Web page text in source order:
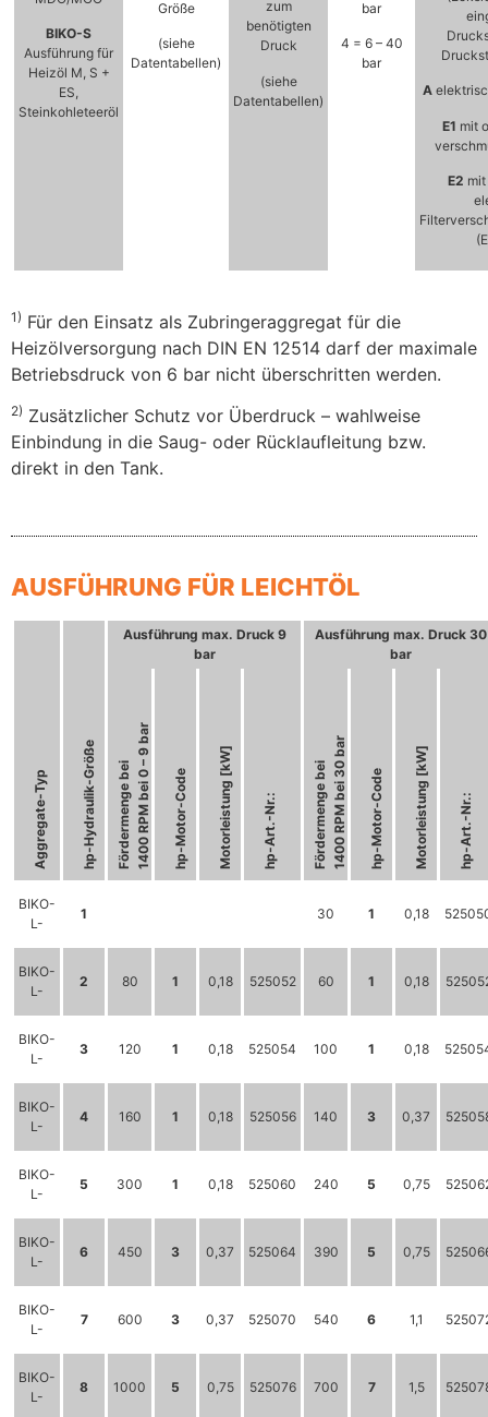
BIKO-S
Ausführung für
Heizöl M, S +
ES,
Steinkohleteeröl
Größe
(siehe
Datentabellen)
zum
benötigten
Druck
(siehe
Datentabellen)
bar
4 = 6 – 40
bar
A
E1 mit
E2
1) Für den Einsatz als Zubringeraggregat für die
Heizölversorgung nach DIN EN 12514 darf der maximale
Betriebsdruck von 6 bar nicht überschritten werden.
2) Zusätzlicher Schutz vor Überdruck – wahlweise
Einbindung in die Saug- oder Rücklaufleitung bzw.
direkt in den Tank.
AUSFÜHRUNG FÜR LEICHTÖL
Ausführung max. Druck 9
bar
Ausführung max. Druck 30
bar
Aggregate-Typ hp-Hydraulik-Größe Fördermenge bei1400 RPM bei 0 – 9 bar hp-Motor-Code Motorleistung [kW] hp-Art.-Nr.: Fördermenge bei1400 RPM bei 30 bar hp-Motor-Code Motorleistung [kW] hp-Art.-Nr.:
BIKO-
L-
1 30 1 0,18
BIKO-
L-
2 80 1 0,18 525052 60 1 0,18
BIKO-
L-
3 120 1 0,18 525054 100 1 0,18
BIKO-
L-
4 160 1 0,18 525056 140 3 0,37
BIKO-
L-
5 300 1 0,18 525060 240 5 0,75
BIKO-
L-
6 450 3 0,37 525064 390 5 0,75
BIKO-
L-
7 600 3 0,37 525070 540 6 1,1
BIKO-
L-
8 1000 5 0,75 525076 700 7 1,5